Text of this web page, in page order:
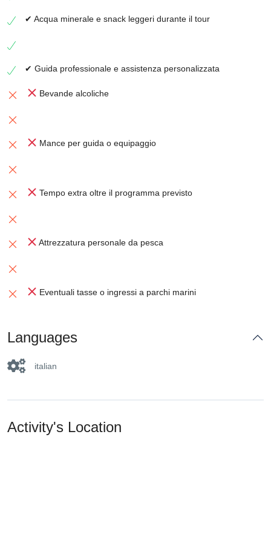
✔ Acqua minerale e snack leggeri durante il tour
✔ Guida professionale e assistenza personalizzata
Bevande alcoliche
Mance per guida o equipaggio
Tempo extra oltre il programma previsto
Attrezzatura personale da pesca
Eventuali tasse o ingressi a parchi marini
Languages
italian
Activity's Location